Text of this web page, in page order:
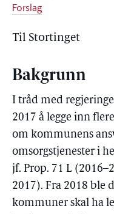
Forslag
Til Stortinget
Bakgrunn
I tråd med
2017 å legge inn
om kommunens
omsorgstjenester i
jf. Prop. 71 L
2017). Fra 2018 ble
kommuner skal ha